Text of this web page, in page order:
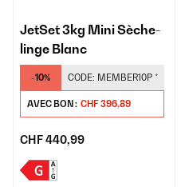
JetSet 3kg Mini Sèche-
linge Blanc
-10% CODE: MEMBER10P *
AVEC BON : CHF 396,89
CHF 440,99